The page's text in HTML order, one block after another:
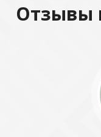
Отзывы